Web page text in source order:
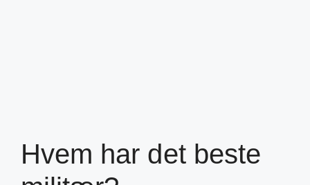
Hvem har det beste